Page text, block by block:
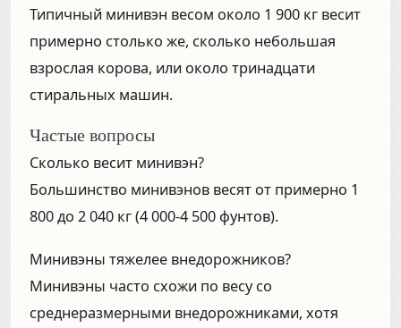
Типичный минивэн весом около 1 900 кг весит
примерно столько же, сколько небольшая
взрослая корова, или около тринадцати
стиральных машин.
Частые вопросы
Сколько весит минивэн?
Большинство минивэнов весят от примерно 1
800 до 2 040 кг (4 000-4 500 фунтов).
Минивэны тяжелее внедорожников?
Минивэны часто схожи по весу со
среднеразмерными внедорожниками, хотя